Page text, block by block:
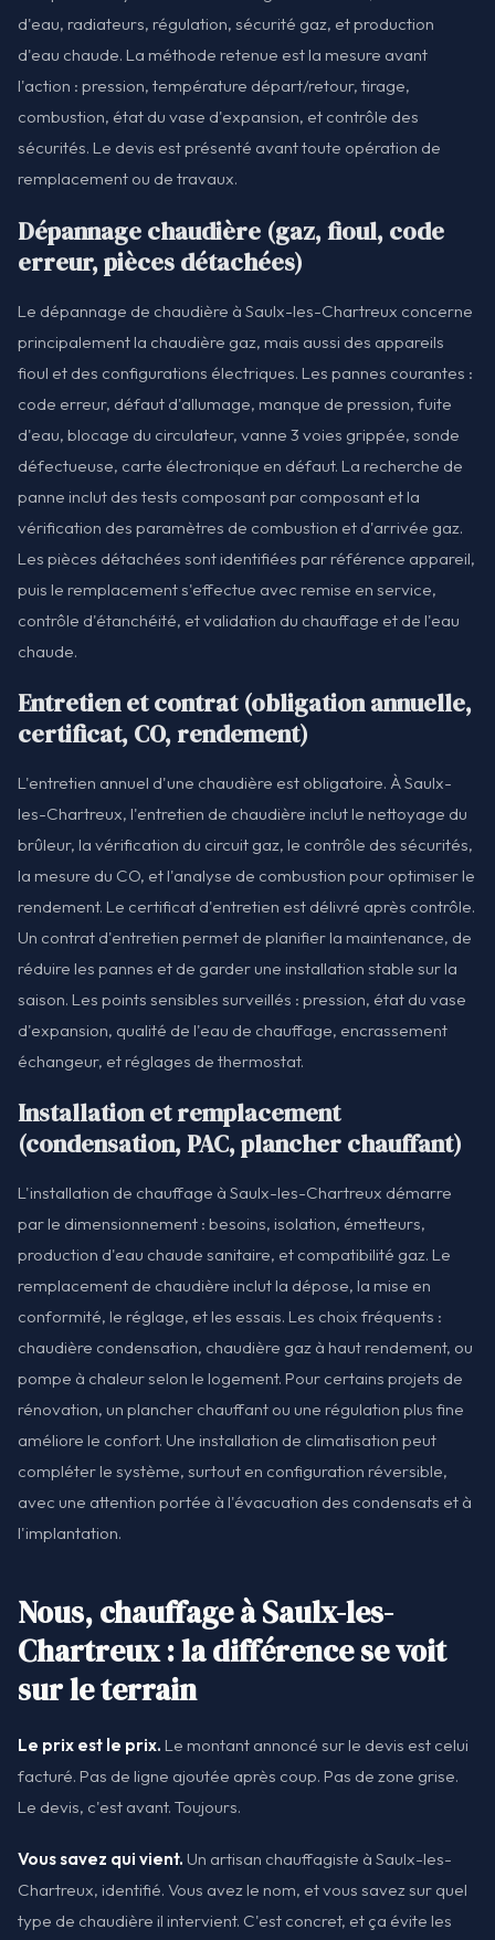
d'eau, radiateurs, régulation, sécurité gaz, et production
d'eau chaude. La méthode retenue est la mesure avant
l'action : pression, température départ/retour, tirage,
combustion, état du vase d'expansion, et contrôle des
sécurités. Le devis est présenté avant toute opération de
remplacement ou de travaux.
Dépannage chaudière (gaz, fioul, code
erreur, pièces détachées)
Le dépannage de chaudière à Saulx-les-Chartreux concerne
principalement la chaudière gaz, mais aussi des appareils
fioul et des configurations électriques. Les pannes courantes :
code erreur, défaut d'allumage, manque de pression, fuite
d'eau, blocage du circulateur, vanne 3 voies grippée, sonde
défectueuse, carte électronique en défaut. La recherche de
panne inclut des tests composant par composant et la
vérification des paramètres de combustion et d'arrivée gaz.
Les pièces détachées sont identifiées par référence appareil,
puis le remplacement s'effectue avec remise en service,
contrôle d'étanchéité, et validation du chauffage et de l'eau
chaude.
Entretien et contrat (obligation annuelle,
certificat, CO, rendement)
L'entretien annuel d'une chaudière est obligatoire. À Saulx-
les-Chartreux, l'entretien de chaudière inclut le nettoyage du
brûleur, la vérification du circuit gaz, le contrôle des sécurités,
la mesure du CO, et l'analyse de combustion pour optimiser le
rendement. Le certificat d'entretien est délivré après contrôle.
Un contrat d'entretien permet de planifier la maintenance, de
réduire les pannes et de garder une installation stable sur la
saison. Les points sensibles surveillés : pression, état du vase
d'expansion, qualité de l'eau de chauffage, encrassement
échangeur, et réglages de thermostat.
Installation et remplacement
(condensation, PAC, plancher chauffant)
L'installation de chauffage à Saulx-les-Chartreux démarre
par le dimensionnement : besoins, isolation, émetteurs,
production d'eau chaude sanitaire, et compatibilité gaz. Le
remplacement de chaudière inclut la dépose, la mise en
conformité, le réglage, et les essais. Les choix fréquents :
chaudière condensation, chaudière gaz à haut rendement, ou
pompe à chaleur selon le logement. Pour certains projets de
rénovation, un plancher chauffant ou une régulation plus fine
améliore le confort. Une installation de climatisation peut
compléter le système, surtout en configuration réversible,
avec une attention portée à l'évacuation des condensats et à
l'implantation.
Nous, chauffage à Saulx-les-
Chartreux : la différence se voit
sur le terrain
Le prix est le prix. Le montant annoncé sur le devis est celui
facturé. Pas de ligne ajoutée après coup. Pas de zone grise.
Le devis, c'est avant. Toujours.
Vous savez qui vient. Un artisan chauffagiste à Saulx-les-
Chartreux, identifié. Vous avez le nom, et vous savez sur quel
type de chaudière il intervient. C'est concret, et ça évite les